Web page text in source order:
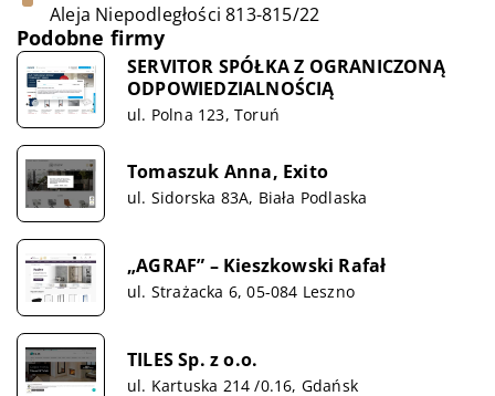
Aleja Niepodległości 813-815/22
Podobne firmy
SERVITOR SPÓŁKA Z OGRANICZONĄ
ODPOWIEDZIALNOŚCIĄ
ul. Polna 123, Toruń
Tomaszuk Anna, Exito
ul. Sidorska 83A, Biała Podlaska
„AGRAF” – Kieszkowski Rafał
ul. Strażacka 6, 05-084 Leszno
TILES Sp. z o.o.
ul. Kartuska 214 /0.16, Gdańsk